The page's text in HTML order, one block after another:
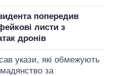
попередив
листи з
дронів
укази, які обмежують
за